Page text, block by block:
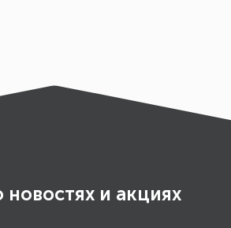
новостях и акциях